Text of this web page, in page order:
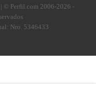
| © Perfil.com 2006-2026 -
Nro. 5346433